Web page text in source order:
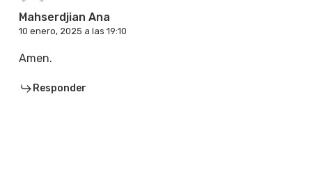
Mahserdjian Ana
10 enero, 2025 a las 19:10
Amen.
Responder